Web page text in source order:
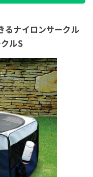
るナイロンサークル
ルS